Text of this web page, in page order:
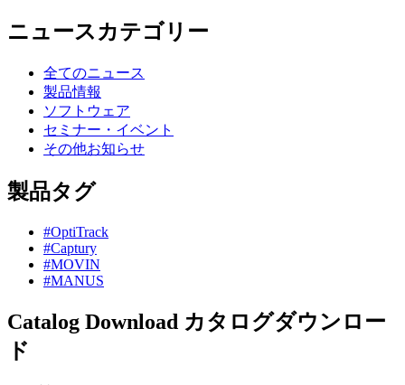
ニュースカテゴリー
全てのニュース
製品情報
ソフトウェア
セミナー・イベント
その他お知らせ
製品タグ
#OptiTrack
#Captury
#MOVIN
#MANUS
Catalog Download カタログダウンロー
ド